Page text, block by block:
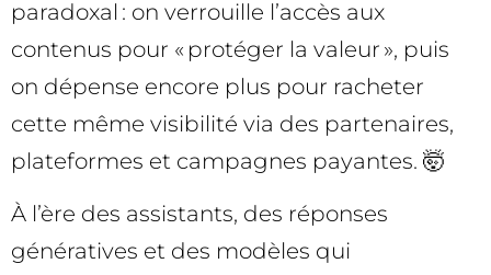
paradoxal : on verrouille l’accès aux
contenus pour « protéger la valeur », puis
on dépense encore plus pour racheter
cette même visibilité via des partenaires,
plateformes et campagnes payantes. 🤯
À l’ère des assistants, des réponses
génératives et des modèles qui